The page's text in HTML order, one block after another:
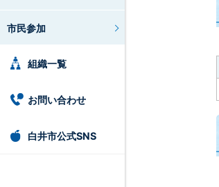
市民参加
組織一覧
お問い合わせ
白井市公式SNS